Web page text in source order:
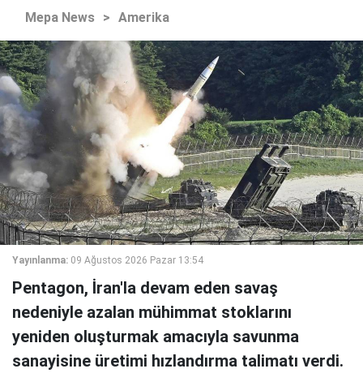
Mepa News > Amerika
Yayınlanma: 09 Ağustos 2026 Pazar 13:54
Pentagon, İran'la devam eden savaş
nedeniyle azalan mühimmat stoklarını
yeniden oluşturmak amacıyla savunma
sanayisine üretimi hızlandırma talimatı verdi.